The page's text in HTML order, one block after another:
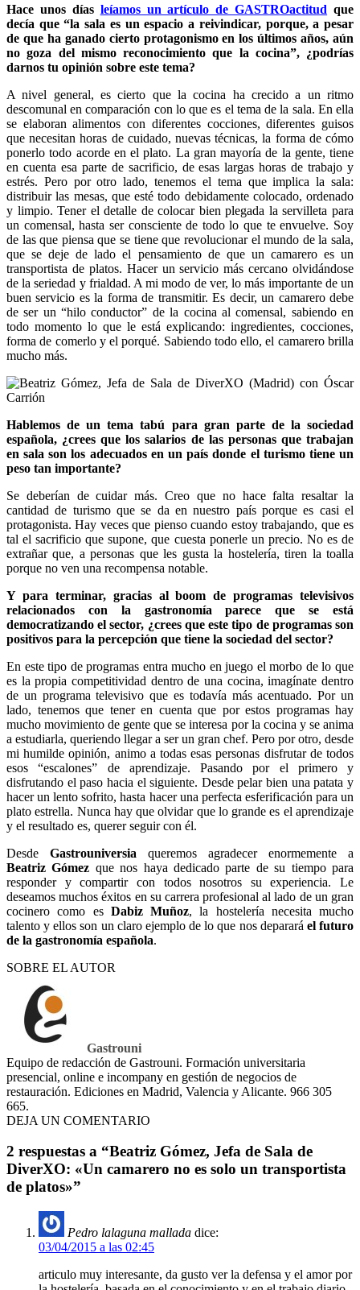
Hace unos días leíamos un artículo de GASTROactitud que
decía que “la sala es un espacio a reivindicar, porque, a pesar
de que ha ganado cierto protagonismo en los últimos años, aún
no goza del mismo reconocimiento que la cocina”, ¿podrías
darnos tu opinión sobre este tema?
A nivel general, es cierto que la cocina ha crecido a un ritmo
descomunal en comparación con lo que es el tema de la sala. En ella
se elaboran alimentos con diferentes cocciones, diferentes guisos
que necesitan horas de cuidado, nuevas técnicas, la forma de cómo
ponerlo todo acorde en el plato. La gran mayoría de la gente, tiene
en cuenta esa parte de sacrificio, de esas largas horas de trabajo y
estrés. Pero por otro lado, tenemos el tema que implica la sala:
distribuir las mesas, que esté todo debidamente colocado, ordenado
y limpio. Tener el detalle de colocar bien plegada la servilleta para
un comensal, hasta ser consciente de todo lo que te envuelve. Soy
de las que piensa que se tiene que revolucionar el mundo de la sala,
que se deje de lado el pensamiento de que un camarero es un
transportista de platos. Hacer un servicio más cercano olvidándose
de la seriedad y frialdad. A mi modo de ver, lo más importante de un
buen servicio es la forma de transmitir. Es decir, un camarero debe
de ser un “hilo conductor” de la cocina al comensal, sabiendo en
todo momento lo que le está explicando: ingredientes, cocciones,
forma de comerlo y el porqué. Sabiendo todo ello, el camarero brilla
mucho más.
Hablemos de un tema tabú para gran parte de la sociedad
española, ¿crees que los salarios de las personas que trabajan
en sala son los adecuados en un país donde el turismo tiene un
peso tan importante?
Se deberían de cuidar más. Creo que no hace falta resaltar la
cantidad de turismo que se da en nuestro país porque es casi el
protagonista. Hay veces que pienso cuando estoy trabajando, que es
tal el sacrificio que supone, que cuesta ponerle un precio. No es de
extrañar que, a personas que les gusta la hostelería, tiren la toalla
porque no ven una recompensa notable.
Y para terminar, gracias al boom de programas televisivos
relacionados con la gastronomía parece que se está
democratizando el sector, ¿crees que este tipo de programas son
positivos para la percepción que tiene la sociedad del sector?
En este tipo de programas entra mucho en juego el morbo de lo que
es la propia competitividad dentro de una cocina, imagínate dentro
de un programa televisivo que es todavía más acentuado. Por un
lado, tenemos que tener en cuenta que por estos programas hay
mucho movimiento de gente que se interesa por la cocina y se anima
a estudiarla, queriendo llegar a ser un gran chef. Pero por otro, desde
mi humilde opinión, animo a todas esas personas disfrutar de todos
esos “escalones” de aprendizaje. Pasando por el primero y
disfrutando el paso hacia el siguiente. Desde pelar bien una patata y
hacer un lento sofrito, hasta hacer una perfecta esferificación para un
plato estrella. Nunca hay que olvidar que lo grande es el aprendizaje
y el resultado es, querer seguir con él.
Desde Gastrouniversia queremos agradecer enormemente a
Beatriz Gómez que nos haya dedicado parte de su tiempo para
responder y compartir con todos nosotros su experiencia. Le
deseamos muchos éxitos en su carrera profesional al lado de un gran
cocinero como es Dabiz Muñoz, la hostelería necesita mucho
talento y ellos son un claro ejemplo de lo que nos deparará el futuro
de la gastronomía española.
SOBRE EL AUTOR
Gastrouni
Equipo de redacción de Gastrouni. Formación universitaria
presencial, online e incompany en gestión de negocios de
restauración. Ediciones en Madrid, Valencia y Alicante. 966 305
665.
DEJA UN COMENTARIO
2 respuestas a “Beatriz Gómez, Jefa de Sala de
DiverXO: «Un camarero no es solo un transportista
de platos»”
Pedro lalaguna mallada dice:
03/04/2015 a las 02:45
articulo muy interesante, da gusto ver la defensa y el amor por